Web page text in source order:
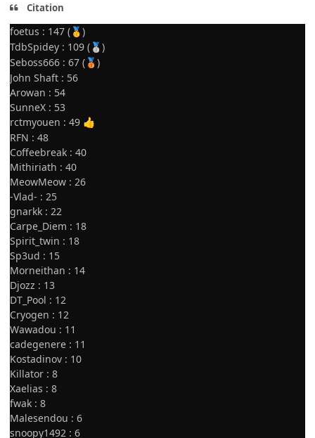
Citation
foetus : 147 ( 🥇)
TdbSpidey : 109 ( 🥈)
Seboss666 : 67 ( 🥉)
John Shaft : 56
Arowan : 54
SunneX : 53
rctmyouen : 49 👍
RFN : 48
Coffeebreak : 40
Mithiriath : 40
MeowMeow : 26
-Vlad- : 25
gnarkk : 22
Carpe_Diem : 18
Spirit_twin : 18
Sp3ud : 15
Morneithan : 14
Djozz : 13
DT_Pool : 12
Cryogen : 12
Wawadou : 11
cadegenere : 11
Kostadinov : 10
Killator : 8
Xaelias : 8
fwak : 8
Malesendou : 6
snoopy1492 : 6